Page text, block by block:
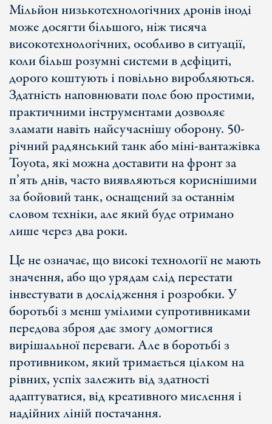
Мільйон низькотехнологічних дронів іноді
може досягти більшого, ніж тисяча
високотехнологічних, особливо в ситуації,
коли більш розумні системи в дефіциті,
дорого коштують і повільно виробляються.
Здатність наповнювати поле бою простими,
практичними інструментами дозволяє
зламати навіть найсучаснішу оборону. 50-
річний радянський танк або міні-вантажівка
Toyota, які можна доставити на фронт за
п’ять днів, часто виявляються кориснішими
за бойовий танк, оснащений за останнім
словом техніки, але який буде отримано
лише через два роки.
Це не означає, що високі технології не мають
значення, або що урядам слід перестати
інвестувати в дослідження і розробки. У
боротьбі з менш умілими супротивниками
передова зброя дає змогу домогтися
вирішальної переваги. Але в боротьбі з
противником, який тримається цілком на
рівних, успіх залежить від здатності
адаптуватися, від креативного мислення і
надійних ліній постачання.